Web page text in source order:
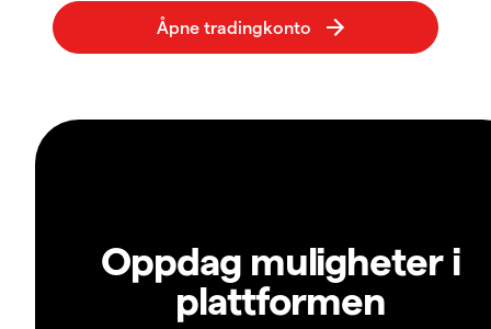
Oppdag muligheter i
plattformen